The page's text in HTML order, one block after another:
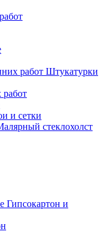
Штукатурки
и сетки
стеклохолст
Гипсокартон и